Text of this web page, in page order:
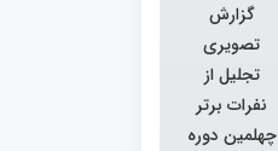
گزارش
تصویری
تجلیل از
نفرات برتر
چهلمین دوره